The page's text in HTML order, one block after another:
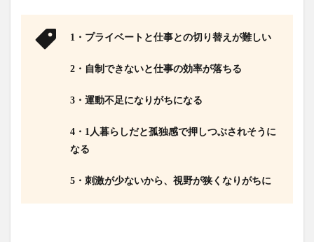
1・プライベートと仕事との切り替えが難しい
2・自制できないと仕事の効率が落ちる
3・運動不足になりがちになる
4・1人暮らしだと孤独感で押しつぶされそうに
なる
5・刺激が少ないから、視野が狭くなりがちに